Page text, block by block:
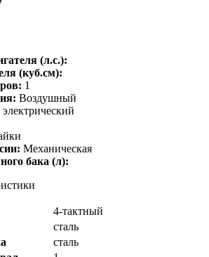
(л.с.):
(куб.см):
1
Воздушный
электрический
Механическая
бака (л):
4-тактный
сталь
сталь